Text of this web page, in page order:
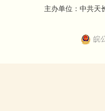
主办单位：中共天
皖